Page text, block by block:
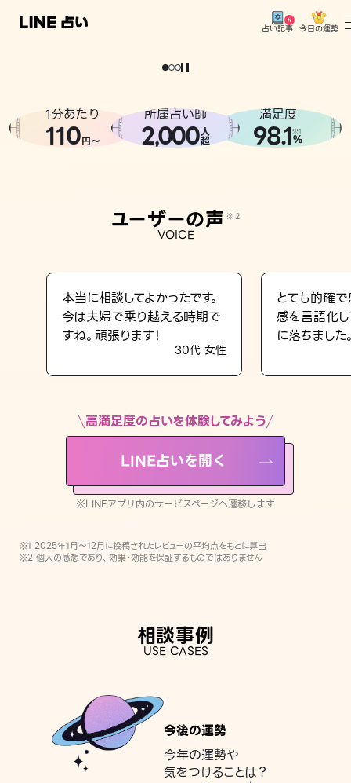
占い記事 今日の運勢
相談事例
LINE占いを開く
※LINEアプリ内のサービスページへ遷移します
どうせなら
。
1分あたり
110円〜
所属占い師
2,000人
超
満足度
98.1※1
%
ユーザーの声 ※2
VOICE
本当に相談してよかったです。
今は夫婦で乗り越える時期で
すね。頑張ります！
30代 女性
とても的確
感を言語化
に落ちました
高満足度の占いを体験してみよう
LINE占いを開く
※LINEアプリ内のサービスページへ遷移します
※1 2025年1月〜12月に投稿されたレビューの平均点をもとに算出
※2 個人の感想であり、効果・効能を保証するものではありません
相談事例
USE CASES
今後の運勢
今年の運勢や
気をつけることは？